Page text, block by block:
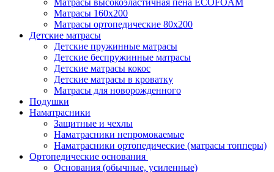
Матрасы высокоэластичная пена ECOFOAM
Матрасы 160х200
Матрасы ортопедические 80х200
Детские матрасы
Детские пружинные матрасы
Детские беспружинные матрасы
Детские матрасы кокос
Детские матрасы в кроватку
Матрасы для новорожденного
Подушки
Наматрасники
Защитные и чехлы
Наматрасники непромокаемые
Наматрасники ортопедические (матрасы топперы)
Ортопедические основания
Основания (обычные, усиленные)